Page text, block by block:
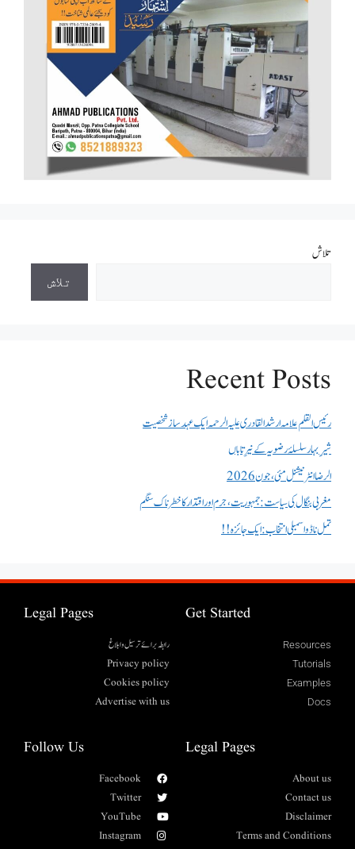
تلاش
تلاش
Recent Posts
رئیس القلم علامہ ارشد القادری علیہ الرحمہ ایک عہد ساز شخصیت
شیرِ بہار سلسلۂ رضویہ کے نیرِ تاباں
الرضا انٹر نیشنل مئی، جون 2026
مغربی بنگال کی سیاست:جمہوریت، جرم اور اقتدار کا خطرناک سنگم
تمل ناڈو اسمبلی انتخاب : ایک جائزہ !!
Get Started
Resources
Tutorials
Examples
Docs
Legal Pages
رابطہ برائے ترسیل وابلاغ
Privacy policy
Cookies policy
Advertise with us
Legal Pages
About us
Contact us
Disclaimer
Terms and Conditions
Follow Us
Facebook
Twitter
YouTube
Instagram